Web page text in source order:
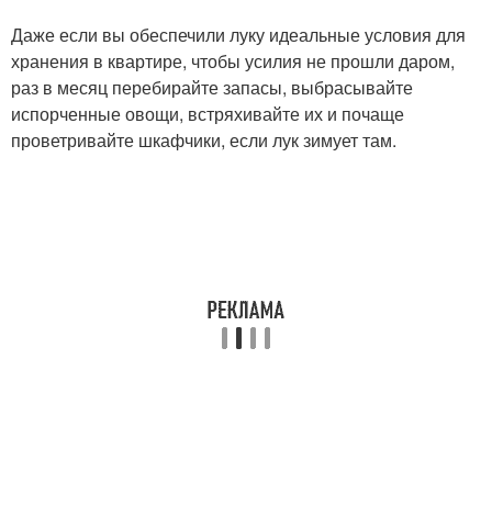
Даже если вы обеспечили луку идеальные условия для
хранения в квартире, чтобы усилия не прошли даром,
раз в месяц перебирайте запасы, выбрасывайте
испорченные овощи, встряхивайте их и почаще
проветривайте шкафчики, если лук зимует там.